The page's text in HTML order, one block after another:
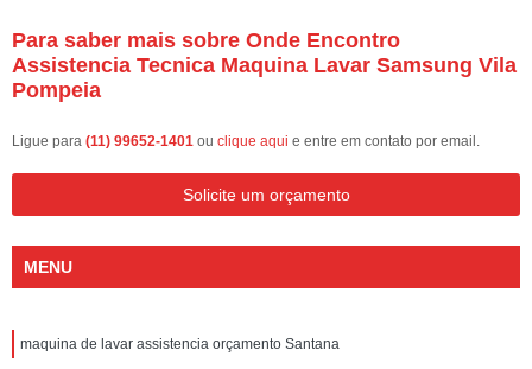
Para saber mais sobre Onde Encontro
Assistencia Tecnica Maquina Lavar Samsung Vila
Pompeia
Ligue para (11) 99652-1401 ou clique aqui e entre em contato por email.
Solicite um orçamento
MENU
maquina de lavar assistencia orçamento Santana